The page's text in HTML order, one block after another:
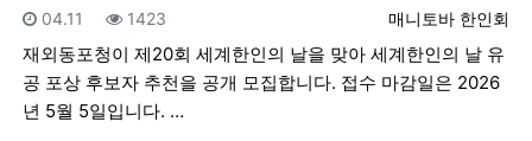
등록자
매니토바 한인회
등록일
04.11 조회
1423
재외동포청이 제20회 세계한인의 날을 맞아 세계한인의 날 유
공 포상 후보자 추천을 공개 모집합니다. 접수 마감일은 2026
년 5월 5일입니다. …